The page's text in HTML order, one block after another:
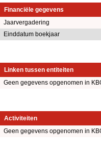
Financiële gegevens
Jaarvergadering
Einddatum boekjaar
Linken tussen entiteiten
Geen gegevens opgenomen in
Activiteiten
Geen gegevens opgenomen in